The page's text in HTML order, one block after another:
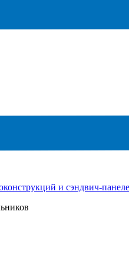
и сэндвич-